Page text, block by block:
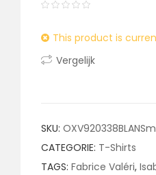
out
of
This product is
Vergelijk
SKU: OXV920338BLANSm
CATEGORIE: T-Shirts
TAGS: Fabrice Valéri,